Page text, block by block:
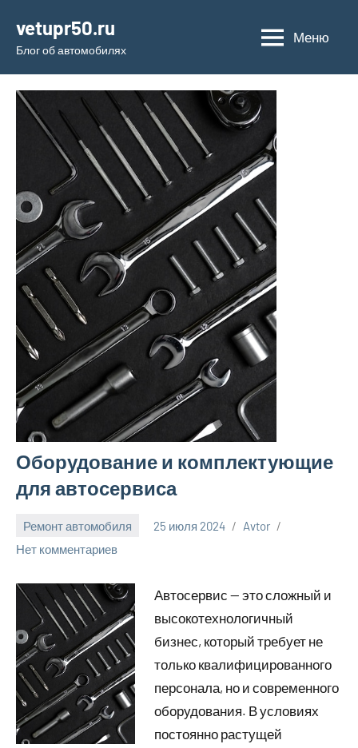
содержимому
vetupr50.ru
Блог об автомобилях
Меню
Оборудование и комплектующие
для автосервиса
Ремонт автомобиля 25 июля 2024
Avtor
Нет комментариев
Автосервис — это сложный и
высокотехнологичный
бизнес, который требует не
только квалифицированного
персонала, но и современного
оборудования. В условиях
постоянно растущей